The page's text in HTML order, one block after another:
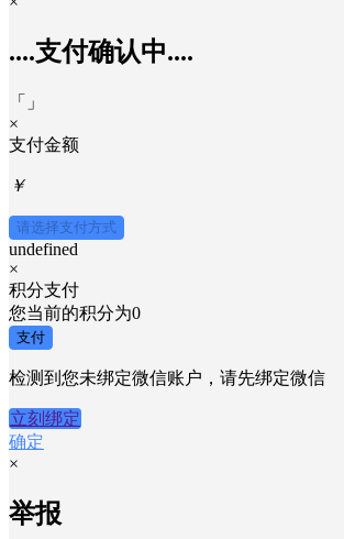
....支付确认中....
「
」
×
支付金额
￥
请选择支付方式
undefined
×
积分支付
您当前的积分为0
支付
检测到您未绑定微信账户，请先绑定微信
立刻绑定
确定
×
举报